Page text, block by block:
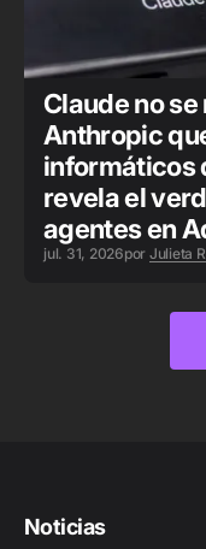
Claude no
Anthropic
informáticos
revela el
agentes en
jul. 31, 2026por Julieta
Noticias